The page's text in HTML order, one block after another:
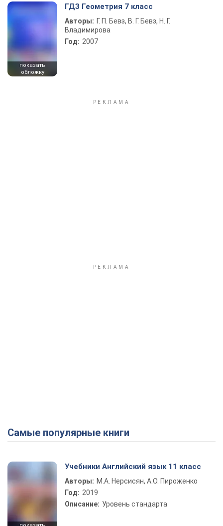
показать
обложку
ГДЗ Геометрия 7 класс
Авторы: Г. П. Бевз, В. Г. Бевз, Н. Г.
Владимирова
Год: 2007
Самые популярные книги
Учебники Английский язык 11 класс
Авторы: М.А. Нерсисян, А.О. Пироженко
Год: 2019
Описание: Уровень стандарта